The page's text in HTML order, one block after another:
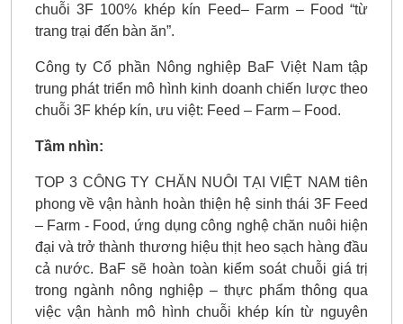
chuỗi 3F 100% khép kín Feed– Farm – Food “từ
trang trại đến bàn ăn”.
Công ty Cổ phần Nông nghiệp BaF Việt Nam tập
trung phát triển mô hình kinh doanh chiến lược theo
chuỗi 3F khép kín, ưu việt: Feed – Farm – Food.
Tầm nhìn:
TOP 3 CÔNG TY CHĂN NUÔI TẠI VIỆT NAM tiên
phong về vận hành hoàn thiện hệ sinh thái 3F Feed
– Farm - Food, ứng dụng công nghệ chăn nuôi hiện
đại và trở thành thương hiệu thịt heo sạch hàng đầu
cả nước. BaF sẽ hoàn toàn kiểm soát chuỗi giá trị
trong ngành nông nghiệp – thực phẩm thông qua
việc vận hành mô hình chuỗi khép kín từ nguyên